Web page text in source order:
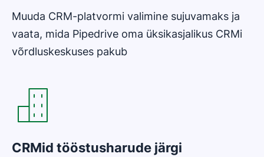
Muuda CRM-platvormi valimine sujuvamaks ja
vaata, mida Pipedrive oma üksikasjalikus CRMi
võrdluskeskuses pakub
CRMid tööstusharude järgi